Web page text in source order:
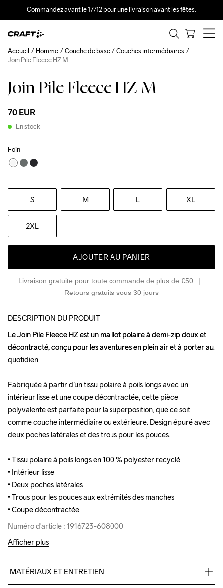
Commandez avant le 17/12 pour une livraison avant les fêtes.
Join Pile Fleece HZ M
70 EUR
En stock
Foin
S M L XL
2XL
AJOUTER AU PANIER
Livraison gratuite pour toute commande de plus de €50
Retours gratuits sous 30 jours
Accueil Homme Couche de base
Couches intermédiaires
Join Pile Fleece HZ M
DESCRIPTION DU PRODUIT
Le Join Pile Fleece HZ est un maillot polaire à demi-zip doux et
décontracté, conçu pour les aventures en plein air et à porter au
quotidien.
Fabriquée à partir d’un tissu polaire à poils longs avec un
intérieur lisse et une coupe décontractée, cette pièce
polyvalente est parfaite pour la superposition, que ce soit
comme couche intermédiaire ou extérieure. Design épuré avec
deux poches latérales et des trous pour les pouces.
• Tissu polaire à poils longs en 100 % polyester recyclé
• Intérieur lisse
• Deux poches latérales
• Trous pour les pouces aux extrémités des manches
• Coupe décontractée
Numéro d'article : 1916723-608000
Le Join Pile Fleece HZ est un maillot polaire à demi-zip doux et
décontracté, conçu pour les aventures en plein air et à porter au
quotidien.
Fabriquée à partir d’un tissu polaire à poils longs avec un
intérieur lisse et une coupe décontractée, cette pièce
polyvalente est parfaite pour la superposition, que ce soit
comme couche intermédiaire ou extérieure. Design épuré avec
deux poches latérales et des trous pour les pouces.
• Tissu polaire à poils longs en 100 % polyester recyclé
• Intérieur lisse
• Deux poches latérales
• Trous pour les pouces aux extrémités des manches
• Coupe décontractée
Numéro d'article : 1916723-608000
Afficher plus
MATÉRIAUX ET ENTRETIEN